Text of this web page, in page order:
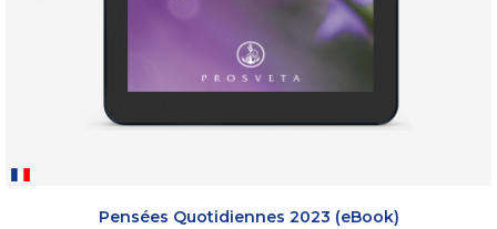
Pensées Quotidiennes 2023 (eBook)